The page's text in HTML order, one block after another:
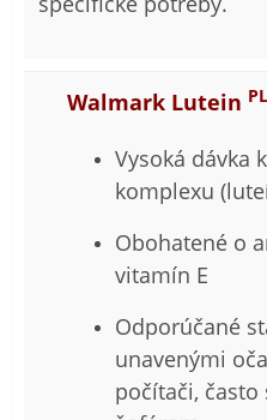
Walmark Lutein
Vysoká dávka
komplexu
Obohatené o
vitamín E
Odporúčané
unavenými
počítači,